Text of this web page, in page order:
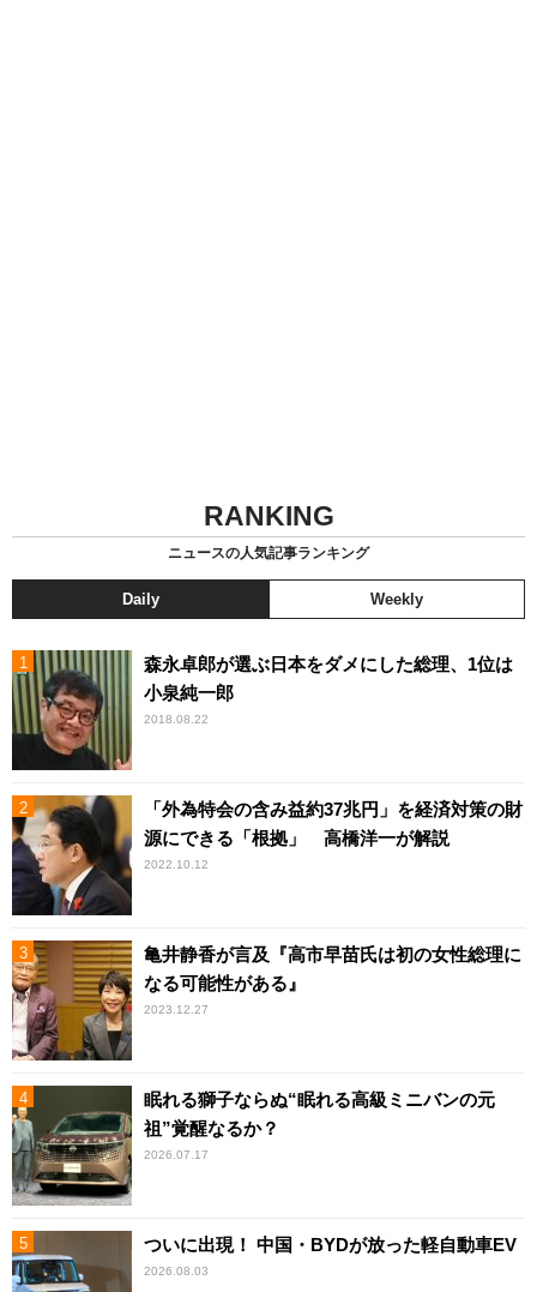
RANKING
ニュースの人気記事ランキング
Daily Weekly
森永卓郎が選ぶ日本をダメにした総理、1位は
小泉純一郎
2018.08.22
「外為特会の含み益約37兆円」を経済対策の財
源にできる「根拠」 高橋洋一が解説
2022.10.12
亀井静香が言及『高市早苗氏は初の女性総理に
なる可能性がある』
2023.12.27
眠れる獅子ならぬ“眠れる高級ミニバンの元
祖”覚醒なるか？
2026.07.17
ついに出現！ 中国・BYDが放った軽自動車EV
2026.08.03